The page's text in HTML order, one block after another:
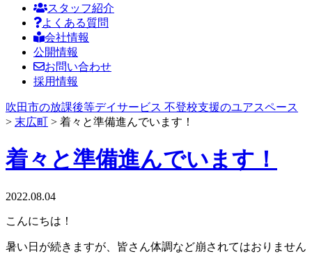
スタッフ紹介
よくある質問
会社情報
公開情報
お問い合わせ
採用情報
吹田市の放課後等デイサービス 不登校支援のユアスペース
> 末広町 > 着々と準備進んでいます！
着々と準備進んでいます！
2022.08.04
こんにちは！
暑い日が続きますが、皆さん体調など崩されてはおりません